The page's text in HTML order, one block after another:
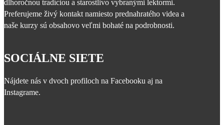
dlhoročnou tradíciou a starostlivo vybranými lektormi.
Preferujeme živý kontakt namiesto prednahratého videa a
naše kurzy sú obsahovo veľmi bohaté na podrobnosti.
SOCIÁLNE SIETE
Nájdete nás v dvoch profiloch na Facebooku aj na
Instagrame.